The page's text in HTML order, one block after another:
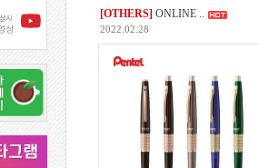
[OTHERS] ONLINE ..
2022.02.28